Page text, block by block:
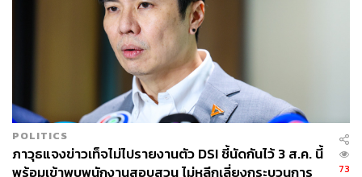
ABOUT THE AUTHOR
ประลองยุทธ ผงงอย
POLITICS
ภาวุธแจงข่าวเท็จไม่ไปรายงานตัว DSI ชี้นัดกันไว้ 3 ส.ค. นี้
พร้อมเข้าพบพนักงานสอบสวน ไม่หลีกเลี่ยงกระบวนการ
73